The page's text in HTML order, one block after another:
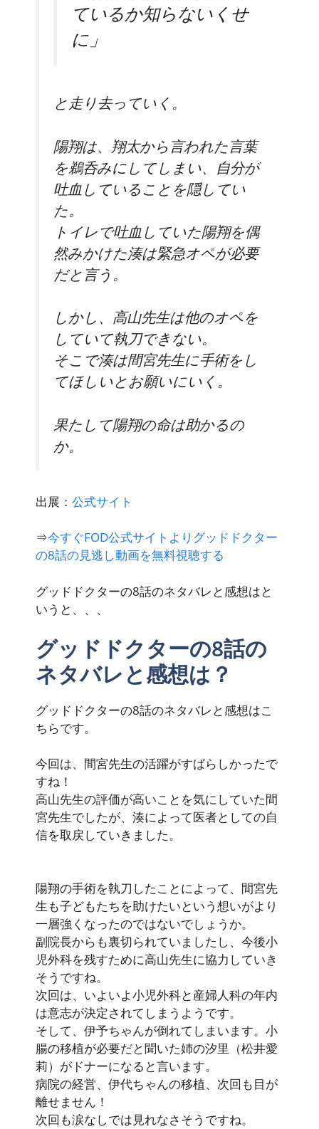
ているか知らないくせ
に」
と走り去っていく。
陽翔は、翔太から言われた言葉
を鵜呑みにしてしまい、
自分が
吐血していることを隠してい
た。
トイレで吐血していた陽翔を偶
然みかけた湊は緊急オペが必要
だと言う。
しかし、 高山先生は他のオペを
していて執刀できない。
そこで湊は間宮先生に手術をし
てほしいとお願いにいく。
果たして陽翔の命は助かるの
か。
出展： 公式サイト
⇒今すぐFOD公式サイトよりグッドドクター
の8話の見逃し動画を無料視聴する
グッドドクターの8話のネタバレと感想はと
いうと、、、
グッドドクターの8話の
ネタバレと感想は？
グッドドクターの8話のネタバレと感想はこ
ちらです。
今回は、 間宮先生の活躍がすばらしかったで
すね！
高山先生の評価が高いことを気にしていた間
宮先生でしたが、湊によって医者としての自
信を取戻していきました。
陽翔の手術を執刀したことによって、間宮先
生も子どもたちを助けたいという想いがより
一層強くなったのではないでしょうか。
副院長からも裏切られていましたし、今後小
児外科を残すために高山先生に協力していき
そうですね。
次回は、いよいよ小児外科と産婦人科の年内
は意志が決定されてしまうようです。
そして、伊予ちゃんが倒れてしまいます。 小
腸の移植が必要だと聞いた姉の汐里（松井愛
莉）がドナーになる と言います。
病院の経営、伊代ちゃんの移植、次回も目が
離せません！
次回も涙なしでは見れなさそうですね。